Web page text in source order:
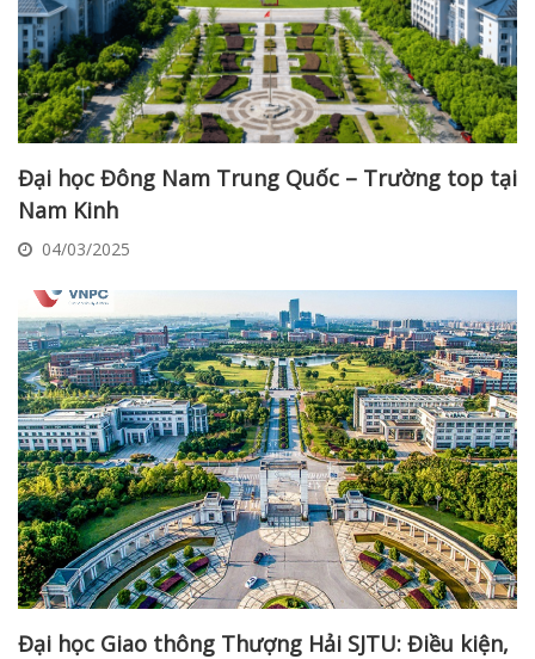
Đại học Đông Nam Trung Quốc – Trường top tại
Nam Kinh
04/03/2025
Đại học Giao thông Thượng Hải SJTU: Điều kiện,